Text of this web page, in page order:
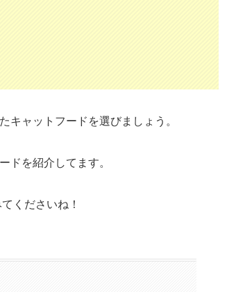
キャットフードを選びましょう。
ドを紹介してます。
くださいね！